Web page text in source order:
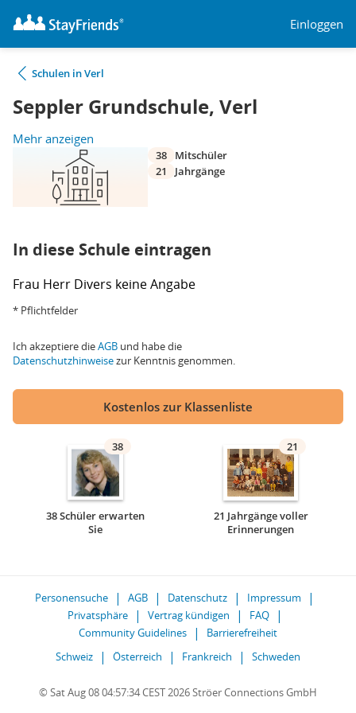
Einloggen
Schulen in Verl
Seppler Grundschule, Verl
Mehr anzeigen
38
Mitschüler
21
Jahrgänge
In diese Schule eintragen
Frau Herr Divers keine Angabe
* Pflichtfelder
Ich akzeptiere dieAGB und habe die
Datenschutzhinweisezur Kenntnis genommen.
Kostenlos zur Klassenliste
38
38 Schüler erwarten
Sie
21
21 Jahrgänge voller
Erinnerungen
Personensuche AGB Datenschutz
Impressum
Privatsphäre
Vertrag kündigen
FAQ
Community Guidelines
Barrierefreiheit
Schweiz
Österreich Frankreich Schweden
© Sat Aug 08 04:57:34 CEST 2026 Ströer Connections GmbH